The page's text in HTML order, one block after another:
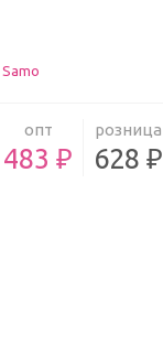
Samo
опт
483 ₽
розница
628 ₽